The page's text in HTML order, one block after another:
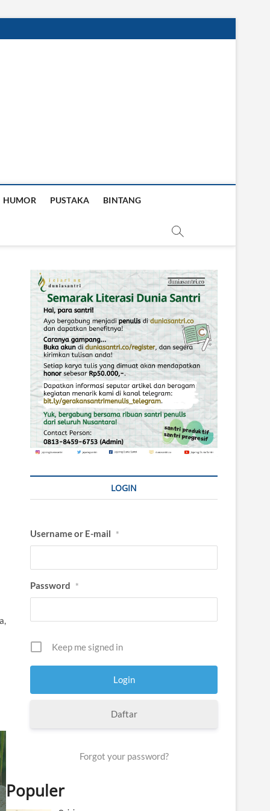
HUMOR PUSTAKA BINTANG
LOGIN
Username or E-mail *
Password *
Keep me signed in
Daftar
Forgot your password?
Populer